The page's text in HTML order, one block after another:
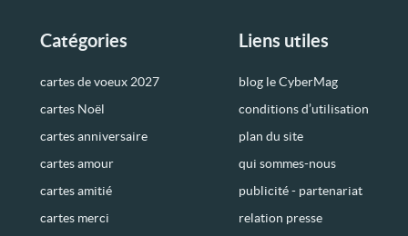
Catégories
cartes de voeux 2027
cartes Noël
cartes anniversaire
cartes amour
cartes amitié
cartes merci
Liens utiles
blog le CyberMag
conditions d’utilisation
plan du site
qui sommes-nous
publicité - partenariat
relation presse